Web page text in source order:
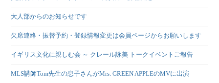
大人部からのお知らせです
欠席連絡・振替予約・登録情報変更は会員ページからお願いします
イギリス文化に親しむ会 ～ クレール詠美 トークイベントご報告
MLS講師Tom先生の息子さんがMrs. GREEN APPLEのMVに出演